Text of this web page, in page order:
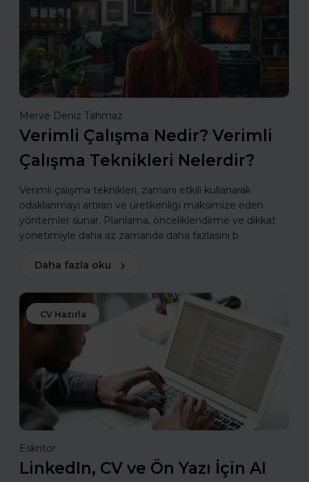
Merve Deniz Tahmaz
Verimli Çalışma Nedir? Verimli
Çalışma Teknikleri Nelerdir?
Verimli çalışma teknikleri, zamanı etkili kullanarak
odaklanmayı artıran ve üretkenliği maksimize eden
yöntemler sunar. Planlama, önceliklendirme ve dikkat
yönetimiyle daha az zamanda daha fazlasını b
Daha fazla oku
CV Hazırla
Eskritor
LinkedIn, CV ve Ön Yazı İçin AI